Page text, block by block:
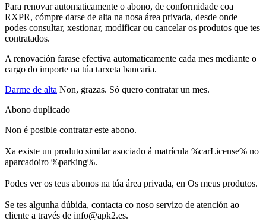
Para renovar automaticamente o abono, de conformidade coa
RXPR, cómpre darse de alta na nosa área privada, desde onde
podes consultar, xestionar, modificar ou cancelar os produtos que tes
contratados.
A renovación farase efectiva automaticamente cada mes mediante o
cargo do importe na túa tarxeta bancaria.
Darme de alta Non, grazas. Só quero contratar un mes.
Abono duplicado
Non é posible contratar este abono.
Xa existe un produto similar asociado á matrícula %carLicense% no
aparcadoiro %parking%.
Podes ver os teus abonos na túa área privada, en Os meus produtos.
Se tes algunha dúbida, contacta co noso servizo de atención ao
cliente a través de info@apk2.es.